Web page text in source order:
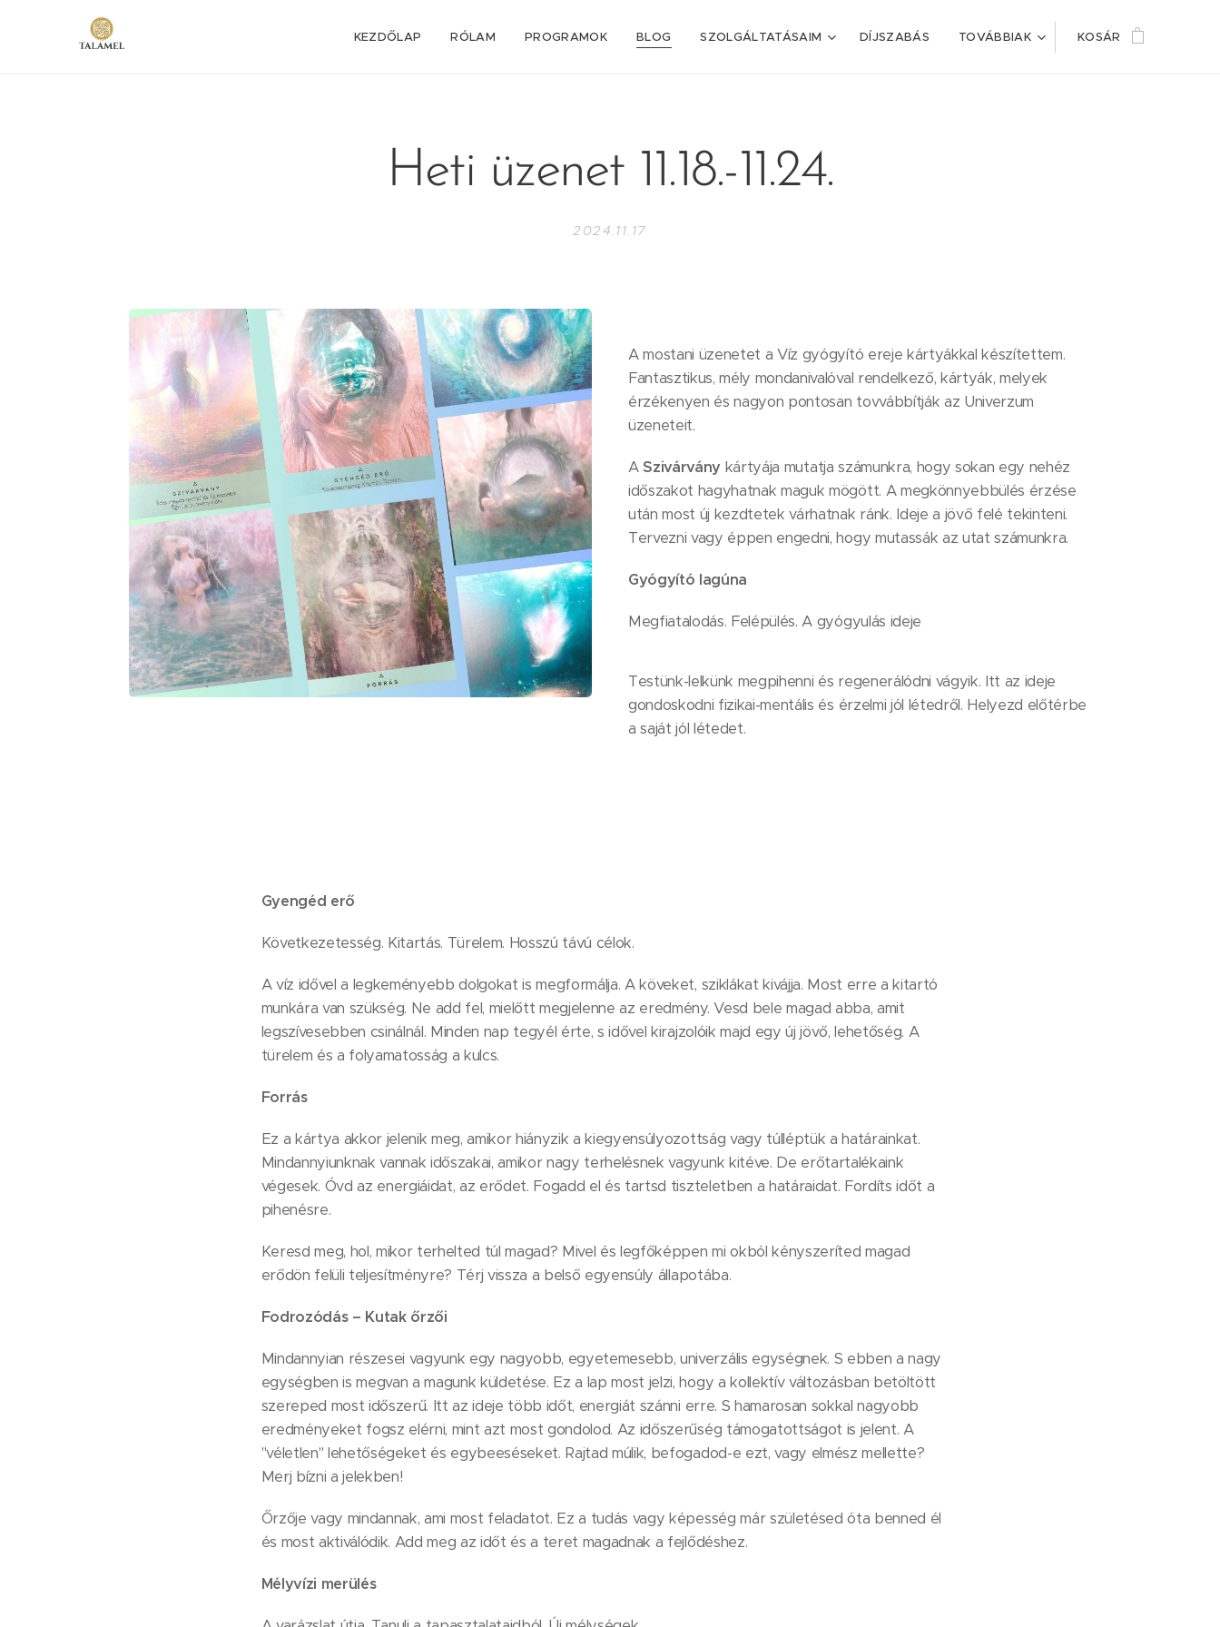
KEZDŐLAP RÓLAM PROGRAMOK BLOG SZOLGÁLTATÁSAIM DÍJSZABÁS TOVÁBBIAK KOSÁR
Heti üzenet 11.18.-11.24.
2024.11.17
A mostani üzenetet a Víz gyógyító ereje kártyákkal készítettem.
Fantasztikus, mély mondanivalóval rendelkező, kártyák, melyek
érzékenyen és nagyon pontosan tovvábbítják az Univerzum
üzeneteit.
A Szivárvány kártyája mutatja számunkra, hogy sokan egy nehéz
időszakot hagyhatnak maguk mögött. A megkönnyebbülés érzése
után most új kezdtetek várhatnak ránk. Ideje a jövő felé tekinteni.
Tervezni vagy éppen engedni, hogy mutassák az utat számunkra.
Gyógyító lagúna
Megfiatalodás. Felépülés. A gyógyulás ideje
Testünk-lelkünk megpihenni és regenerálódni vágyik. Itt az ideje
gondoskodni fizikai-mentális és érzelmi jól létedről. Helyezd előtérbe
a saját jól létedet.
Gyengéd erő
Következetesség. Kitartás. Türelem. Hosszú távú célok.
A víz idővel a legkeményebb dolgokat is megformálja. A köveket, sziklákat kivájja. Most erre a kitartó
munkára van szükség. Ne add fel, mielőtt megjelenne az eredmény. Vesd bele magad abba, amit
legszívesebben csinálnál. Minden nap tegyél érte, s idővel kirajzolóik majd egy új jövő, lehetőség. A
türelem és a folyamatosság a kulcs.
Forrás
Ez a kártya akkor jelenik meg, amikor hiányzik a kiegyensúlyozottság vagy túlléptük a határainkat.
Mindannyiunknak vannak időszakai, amikor nagy terhelésnek vagyunk kitéve. De erőtartalékaink
végesek. Óvd az energiáidat, az erődet. Fogadd el és tartsd tiszteletben a határaidat. Fordíts időt a
pihenésre.
Keresd meg, hol, mikor terhelted túl magad? Mivel és legfőképpen mi okból kényszeríted magad
erődön felüli teljesítményre? Térj vissza a belső egyensúly állapotába.
Fodrozódás – Kutak őrzői
Mindannyian részesei vagyunk egy nagyobb, egyetemesebb, univerzális egységnek. S ebben a nagy
egységben is megvan a magunk küldetése. Ez a lap most jelzi, hogy a kollektív változásban betöltött
szereped most időszerű. Itt az ideje több időt, energiát szánni erre. S hamarosan sokkal nagyobb
eredményeket fogsz elérni, mint azt most gondolod. Az időszerűség támogatottságot is jelent. A
"véletlen" lehetőségeket és egybeeséseket. Rajtad múlik, befogadod-e ezt, vagy elmész mellette?
Merj bízni a jelekben!
Őrzője vagy mindannak, ami most feladatot. Ez a tudás vagy képesség már születésed óta benned él
és most aktiválódik. Add meg az időt és a teret magadnak a fejlődéshez.
Mélyvízi merülés